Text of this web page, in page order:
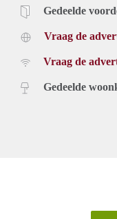
Gedeelde
Vraag de
Vraag de
Gedeelde